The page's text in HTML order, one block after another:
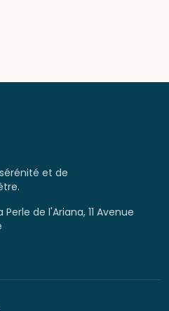
et de
de l'Ariana, 11 Avenue